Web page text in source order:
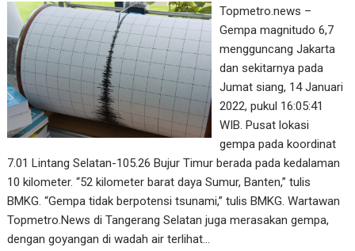
Topmetro.news –
Gempa magnitudo 6,7
mengguncang Jakarta
dan sekitarnya pada
Jumat siang, 14 Januari
2022, pukul 16:05:41
WIB. Pusat lokasi
gempa pada koordinat
7.01 Lintang Selatan-105.26 Bujur Timur berada pada kedalaman
10 kilometer. “52 kilometer barat daya Sumur, Banten,” tulis
BMKG. “Gempa tidak berpotensi tsunami,” tulis BMKG. Wartawan
Topmetro.News di Tangerang Selatan juga merasakan gempa,
dengan goyangan di wadah air terlihat…